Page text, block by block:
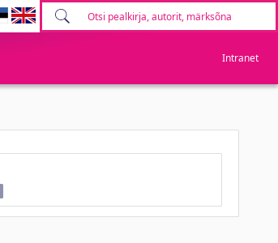
Intranet